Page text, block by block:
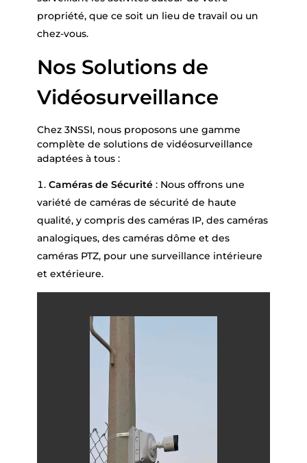
propriété, que ce soit un lieu de travail ou un
chez-vous.
Nos Solutions de
Vidéosurveillance
Chez 3NSSI, nous proposons une gamme
complète de solutions de vidéosurveillance
adaptées à tous :
Caméras de Sécurité: Nous offrons une
variété de caméras de sécurité de haute
qualité, y compris des caméras IP, des caméras
analogiques, des caméras dôme et des
caméras PTZ, pour une surveillance intérieure
et extérieure.